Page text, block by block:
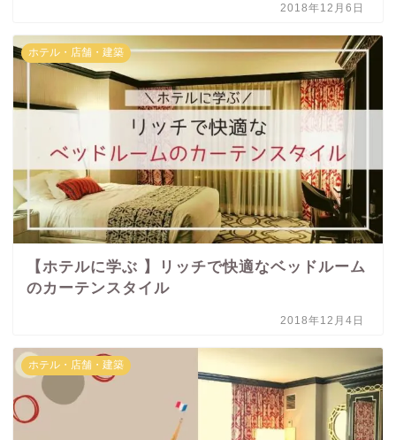
2018年12月6日
ホテル・店舗・建築
【ホテルに学ぶ 】リッチで快適なベッドルーム
のカーテンスタイル
2018年12月4日
ホテル・店舗・建築